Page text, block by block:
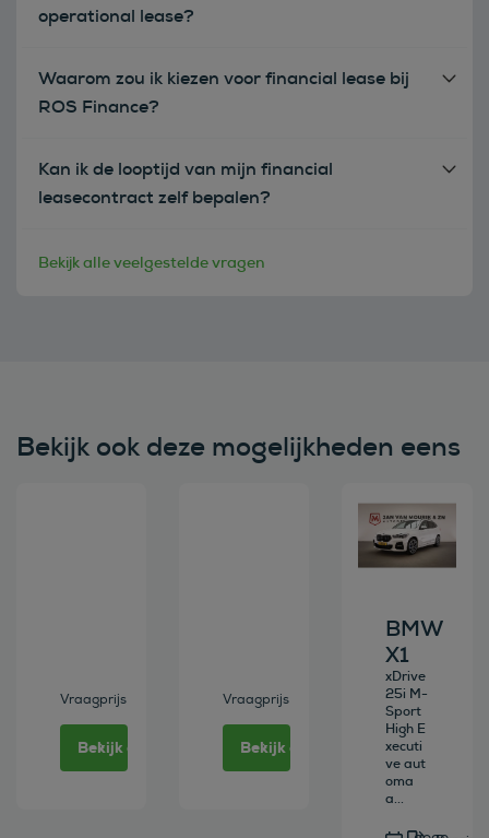
operational lease?
Waarom zou ik kiezen voor financial lease bij
ROS Finance?
Kan ik de looptijd van mijn financial
leasecontract zelf bepalen?
Bekijk alle veelgestelde vragen
Bekijk ook deze mogelijkheden eens
Vraagprijs
Bekijk deze auto
Vraagprijs
Bekijk deze auto
Bekijk deze
BMW
X1
xDrive
25i M-
Sport
High E
xecuti
ve aut
oma
a...